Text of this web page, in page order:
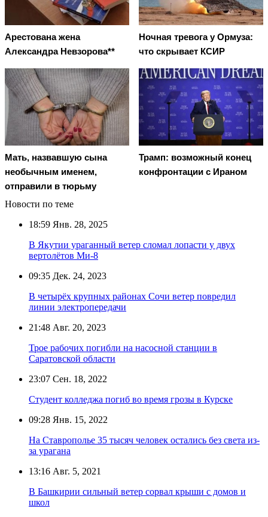
Арестована жена
Александра Невзорова**
Ночная тревога у Ормуза:
что скрывает КСИР
Мать, назвавшую сына
необычным именем,
отправили в тюрьму
Трамп: возможный конец
конфронтации с Ираном
Новости по теме
18:59 Янв. 28, 2025
В Якутии ураганный ветер сломал лопасти у двух
вертолётов Ми-8
09:35 Дек. 24, 2023
В четырёх крупных районах Сочи ветер повредил
линии электропередачи
21:48 Авг. 20, 2023
Трое рабочих погибли на насосной станции в
Саратовской области
23:07 Сен. 18, 2022
Студент колледжа погиб во время грозы в Курске
09:28 Янв. 15, 2022
На Ставрополье 35 тысяч человек остались без света из-
за урагана
13:16 Авг. 5, 2021
В Башкирии сильный ветер сорвал крыши с домов и
школ